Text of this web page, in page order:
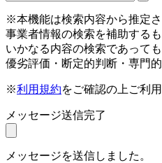
※本機能は検索内容から推定
事業者情報の検索を補助するも
いかなる内容の検索であって
優劣評価・断定的判断・専門
※利用規約をご確認の上ご利
メッセージ送信完了
メッセージを送信しました。